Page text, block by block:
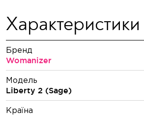
Характеристики
Бренд
Womanizer
Модель
Liberty 2 (Sage)
Країна